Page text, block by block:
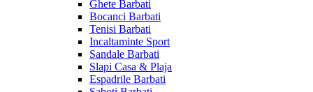
Ghete Barbati
Bocanci Barbati
Tenisi Barbati
Incaltaminte Sport
Sandale Barbati
Slapi Casa & Plaja
Espadrile Barbati